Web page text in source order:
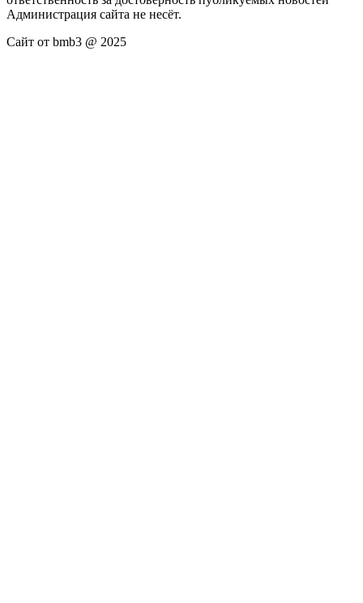
Администрация сайта не несёт.
Сайт от bmb3 @ 2025